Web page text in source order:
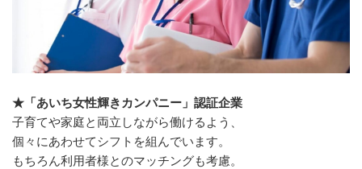
★「あいち女性輝きカンパニー」認証企業
子育てや家庭と両立しながら働けるよう、
個々にあわせてシフトを組んでいます。
もちろん利用者様とのマッチングも考慮。